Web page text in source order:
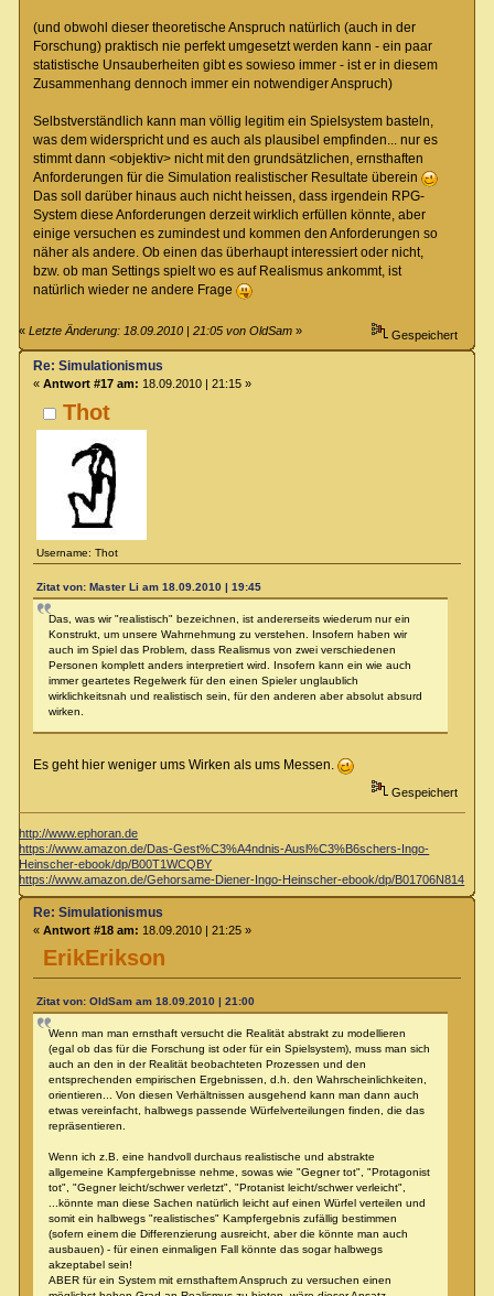
(und obwohl dieser theoretische Anspruch natürlich (auch in der
Forschung) praktisch nie perfekt umgesetzt werden kann - ein paar
statistische Unsauberheiten gibt es sowieso immer - ist er in diesem
Zusammenhang dennoch immer ein notwendiger Anspruch)
Selbstverständlich kann man völlig legitim ein Spielsystem basteln,
was dem widerspricht und es auch als plausibel empfinden... nur es
stimmt dann <objektiv> nicht mit den grundsätzlichen, ernsthaften
Anforderungen für die Simulation realistischer Resultate überein
Das soll darüber hinaus auch nicht heissen, dass irgendein RPG-
System diese Anforderungen derzeit wirklich erfüllen könnte, aber
einige versuchen es zumindest und kommen den Anforderungen so
näher als andere. Ob einen das überhaupt interessiert oder nicht,
bzw. ob man Settings spielt wo es auf Realismus ankommt, ist
natürlich wieder ne andere Frage
«Letzte Änderung: 18.09.2010 | 21:05 von OldSam » Gespeichert
Thot
Username: Thot
Re: Simulationismus
« Antwort #17 am: 18.09.2010 | 21:15 »
Zitat von: Master Li am 18.09.2010 | 19:45
Das, was wir "realistisch" bezeichnen, ist andererseits wiederum nur ein
Konstrukt, um unsere Wahrnehmung zu verstehen. Insofern haben wir
auch im Spiel das Problem, dass Realismus von zwei verschiedenen
Personen komplett anders interpretiert wird. Insofern kann ein wie auch
immer geartetes Regelwerk für den einen Spieler unglaublich
wirklichkeitsnah und realistisch sein, für den anderen aber absolut absurd
wirken.
Es geht hier weniger ums Wirken als ums Messen.
Gespeichert
http://www.ephoran.de
https://www.amazon.de/Das-Gest%C3%A4ndnis-Ausl%C3%B6schers-Ingo-
Heinscher-ebook/dp/B00T1WCQBY
https://www.amazon.de/Gehorsame-Diener-Ingo-Heinscher-ebook/dp/B01706N814
ErikErikson
Re: Simulationismus
« Antwort #18 am: 18.09.2010 | 21:25 »
Zitat von: OldSam am 18.09.2010 | 21:00
Wenn man man ernsthaft versucht die Realität abstrakt zu modellieren
(egal ob das für die Forschung ist oder für ein Spielsystem), muss man sich
auch an den in der Realität beobachteten Prozessen und den
entsprechenden empirischen Ergebnissen, d.h. den Wahrscheinlichkeiten,
orientieren... Von diesen Verhältnissen ausgehend kann man dann auch
etwas vereinfacht, halbwegs passende Würfelverteilungen finden, die das
repräsentieren.
Wenn ich z.B. eine handvoll durchaus realistische und abstrakte
allgemeine Kampfergebnisse nehme, sowas wie "Gegner tot", "Protagonist
tot", "Gegner leicht/schwer verletzt", "Protanist leicht/schwer verleicht",
...könnte man diese Sachen natürlich leicht auf einen Würfel verteilen und
somit ein halbwegs "realistisches" Kampfergebnis zufällig bestimmen
(sofern einem die Differenzierung ausreicht, aber die könnte man auch
ausbauen) - für einen einmaligen Fall könnte das sogar halbwegs
akzeptabel sein!
ABER für ein System mit ernsthaftem Anspruch zu versuchen einen